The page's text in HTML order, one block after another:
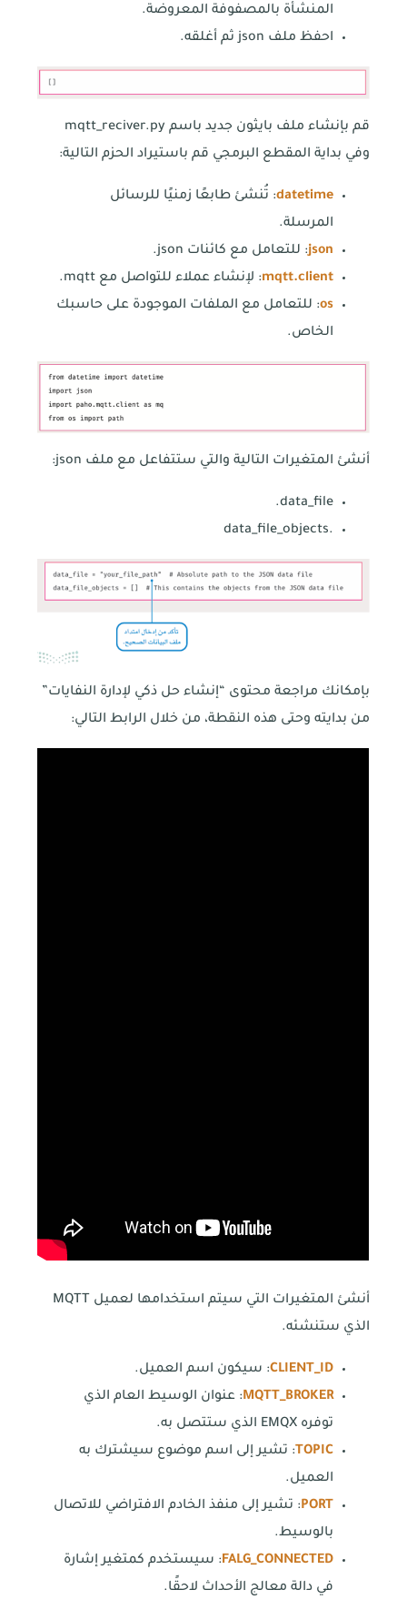
المنشأة بالمصفوفة المعروضة.
احفظ ملف json ثم أغلقه.
قم بإنشاء ملف بايثون جديد باسم mqtt_reciver.py
وفي بداية المقطع البرمجي قم باستيراد الحزم التالية:
datetime: تُنشئ طابعًا زمنيًا للرسائل
المرسلة.
json: للتعامل مع كائنات json.
mqtt.client: لإنشاء عملاء للتواصل مع mqtt.
os: للتعامل مع الملفات الموجودة على حاسبك
الخاص.
أنشئ المتغيرات التالية والتي ستتفاعل مع ملف json:
data_file.
.data_file_objects
بإمكانك مراجعة محتوى “إنشاء حل ذكي لإدارة النفايات”
من بدايته وحتى هذه النقطة، من خلال الرابط التالي:
أنشئ المتغيرات التي سيتم استخدامها لعميل MQTT
الذي ستنشئه.
CLIENT_ID: سيكون اسم العميل.
MQTT_BROKER: عنوان الوسيط العام الذي
توفره EMQX الذي ستتصل به.
TOPIC: تشير إلى اسم موضوع سيشترك به
العميل.
PORT: تشير إلى منفذ الخادم الافتراضي للاتصال
بالوسيط.
FALG_CONNECTED: سيستخدم كمتغير إشارة
في دالة معالج الأحداث لاحقًا.